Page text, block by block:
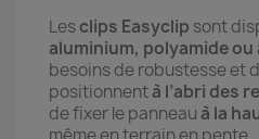
Lesclips Easyclip sont
aluminium, polyamide ou
besoins de robustesse et
positionnentà l’abri des
de fixer le panneau à la